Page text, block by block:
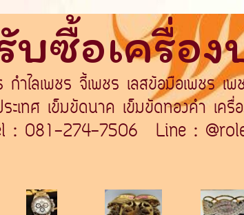
บซื้อเครื่อ
ำไลเพชร จี้เพชร เลสข้อมือเพชร เ
เทศ เข็มขัดนาค เข็มขัดทองคำ เค
: 081-274-7506 Line :